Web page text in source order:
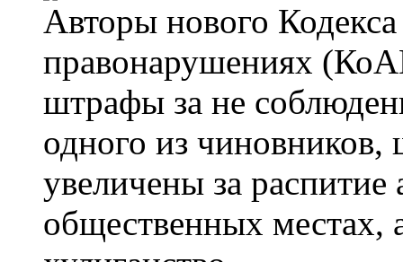
Авторы нового
правонарушениях
штрафы за не
одного из
увеличены за распитие
общественных местах,